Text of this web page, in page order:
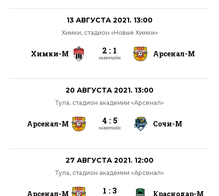
13 АВГУСТА 2021. 13:00
Химки, стадион «Новые Химки»
Химки-М 2 : 1
ЗАВЕРШЁН Арсенал-М
20 АВГУСТА 2021. 13:00
Тула, стадион академии «Арсенал»
Арсенал-М 4 : 5
ЗАВЕРШЁН Сочи-М
27 АВГУСТА 2021. 12:00
Тула, стадион академии «Арсенал»
Арсенал-М 1 : 3 Краснодар-М